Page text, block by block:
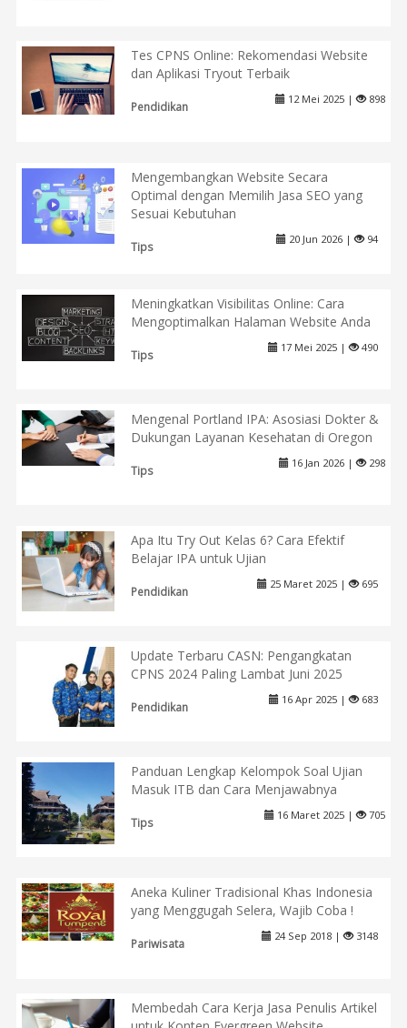
Tes CPNS Online: Rekomendasi Website
dan Aplikasi Tryout Terbaik
Pendidikan
12 Mei 2025 | 898
Mengembangkan Website Secara
Optimal dengan Memilih Jasa SEO yang
Sesuai Kebutuhan
Tips
20 Jun 2026 | 94
Meningkatkan Visibilitas Online: Cara
Mengoptimalkan Halaman Website Anda
Tips
17 Mei 2025 | 490
Mengenal Portland IPA: Asosiasi Dokter &
Dukungan Layanan Kesehatan di Oregon
Tips
16 Jan 2026 | 298
Apa Itu Try Out Kelas 6? Cara Efektif
Belajar IPA untuk Ujian
Pendidikan
25 Maret 2025 | 695
Update Terbaru CASN: Pengangkatan
CPNS 2024 Paling Lambat Juni 2025
Pendidikan
16 Apr 2025 | 683
Panduan Lengkap Kelompok Soal Ujian
Masuk ITB dan Cara Menjawabnya
Tips
16 Maret 2025 | 705
Aneka Kuliner Tradisional Khas Indonesia
yang Menggugah Selera, Wajib Coba !
Pariwisata
24 Sep 2018 | 3148
Membedah Cara Kerja Jasa Penulis Artikel